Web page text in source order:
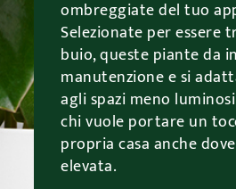
ombreggiate del tuo
Selezionate per essere
buio, queste piante da
manutenzione e si
agli spazi meno
chi vuole portare un
propria casa anche
elevata.